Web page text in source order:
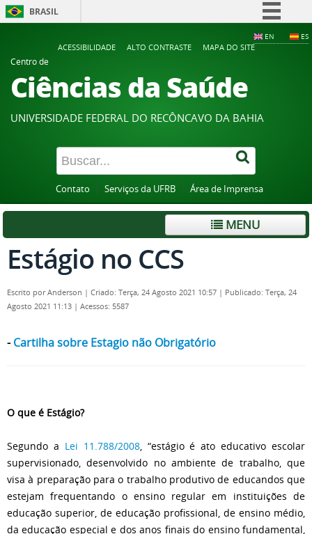
BRASIL
Participe
Acesso à informação
Legislação
Canais
EN ES
ACESSIBILIDADE ALTO CONTRASTE
MAPA DO SITE
Centro de
Ciências da Saúde
UNIVERSIDADE FEDERAL DO RECÔNCAVO DA BAHIA
Contato Serviços da UFRB Área de Imprensa
MENU
Estágio no CCS
Escrito porAnderson | Criado: Terça, 24 Agosto 2021 10:57 | Publicado: Terça, 24
Agosto 2021 11:13 | Acessos: 5587
-Cartilha sobre Estagio não Obrigatório
O que é Estágio?
Segundo a Lei 11.788/2008, “estágio é ato educativo escolar
supervisionado, desenvolvido no ambiente de trabalho, que
visa à preparação para o trabalho produtivo de educandos que
estejam frequentando o ensino regular em instituições de
educação superior, de educação profissional, de ensino médio,
da educação especial e dos anos finais do ensino fundamental,